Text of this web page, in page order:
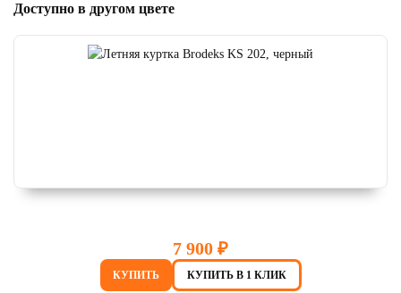
Доступно в другом цвете
7 900 ₽
КУПИТЬ КУПИТЬ В 1 КЛИК